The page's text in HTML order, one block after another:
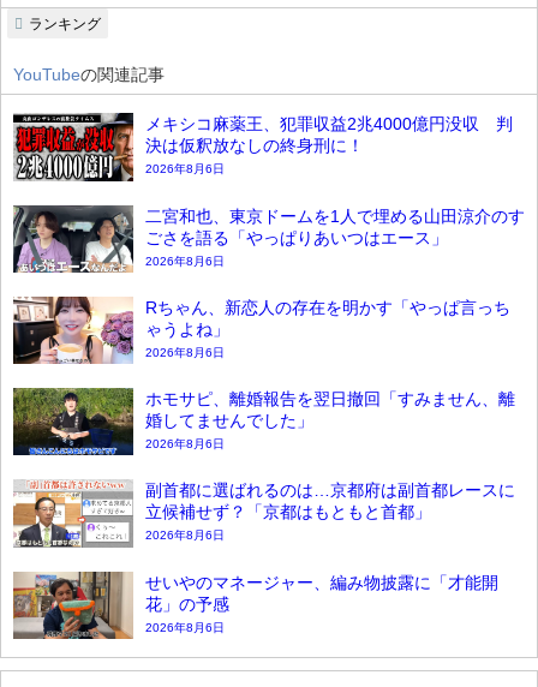
ランキング
YouTubeの関連記事
メキシコ麻薬王、犯罪収益2兆4000億円没収 判
決は仮釈放なしの終身刑に！
2026年8月6日
二宮和也、東京ドームを1人で埋める山田涼介のす
ごさを語る「やっぱりあいつはエース」
2026年8月6日
Rちゃん、新恋人の存在を明かす「やっぱ言っち
ゃうよね」
2026年8月6日
ホモサピ、離婚報告を翌日撤回「すみません、離
婚してませんでした」
2026年8月6日
副首都に選ばれるのは…京都府は副首都レースに
立候補せず？「京都はもともと首都」
2026年8月6日
せいやのマネージャー、編み物披露に「才能開
花」の予感
2026年8月6日